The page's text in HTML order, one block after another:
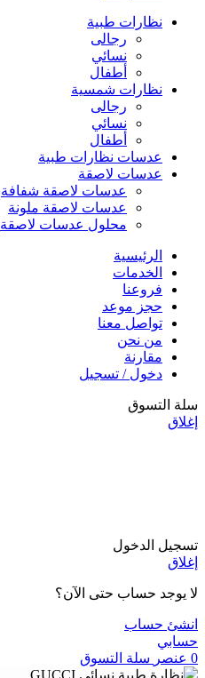
نظارات طبية
رجالى
نسائي
أطفال
نظارات شمسية
رجالى
نسائي
أطفال
عدسات نظارات طبية
عدسات لاصقة
عدسات لاصقة شفافة
عدسات لاصقة ملونة
محلول عدسات لاصقة
الرئيسية
الخدمات
فروعنا
حجز موعد
تواصل معنا
من نحن
مقارنة
دخول / تسجيل
سلة التسوق
إغلاق
تسجيل الدخول
إغلاق
لا يوجد حساب حتى الآن؟
انشئ حساب
حسابي
0 عنصر سلة التسوق